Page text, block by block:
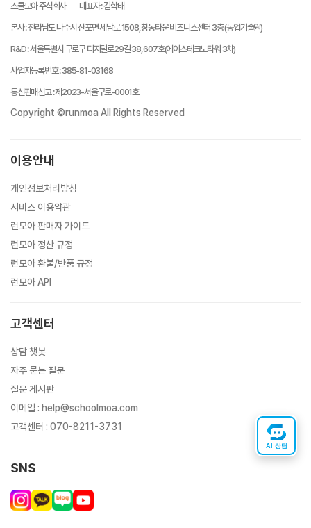
스쿨모아 주식회사 대표자:김학태
본사:전라남도 나주시 산포면 세남로 1508, 창농타운 비즈니스센터 3층 (농업기술원)
R&D:서울특별시 구로구 디지털로29길 38, 607호(에이스테크노타워 3차)
사업자등록번호:385-81-03168
통신판매신고:제2023-서울구로-0001호
Copyright ©runmoa All Rights Reserved
이용안내
개인정보처리방침
서비스 이용약관
런모아 판매자 가이드
런모아 정산 규정
런모아 환불/반품 규정
런모아 API
고객센터
상담 챗봇
자주 묻는 질문
질문 게시판
이메일 : help@schoolmoa.com
고객센터 : 070-8211-3731
SNS
AI 상담